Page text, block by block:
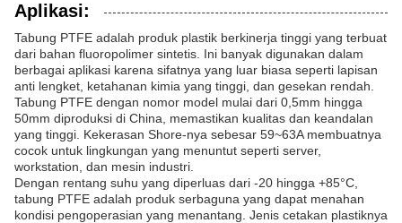
Aplikasi:
Tabung PTFE adalah produk plastik berkinerja tinggi yang terbuat
dari bahan fluoropolimer sintetis. Ini banyak digunakan dalam
berbagai aplikasi karena sifatnya yang luar biasa seperti lapisan
anti lengket, ketahanan kimia yang tinggi, dan gesekan rendah.
Tabung PTFE dengan nomor model mulai dari 0,5mm hingga
50mm diproduksi di China, memastikan kualitas dan keandalan
yang tinggi. Kekerasan Shore-nya sebesar 59~63A membuatnya
cocok untuk lingkungan yang menuntut seperti server,
workstation, dan mesin industri.
Dengan rentang suhu yang diperluas dari -20 hingga +85°C,
tabung PTFE adalah produk serbaguna yang dapat menahan
kondisi pengoperasian yang menantang. Jenis cetakan plastiknya